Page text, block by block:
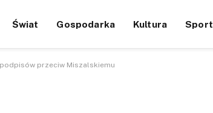
Świat Gospodarka Kultura Sport
przeciw Miszalskiemu